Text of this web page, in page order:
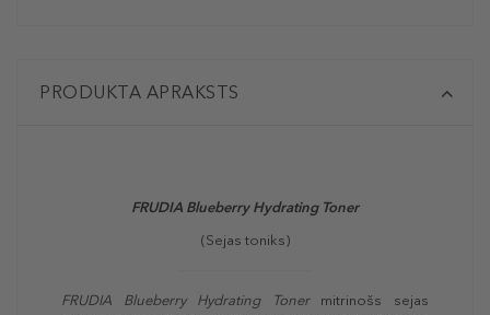
PRODUKTA APRAKSTS
FRUDIA Blueberry Hydrating Toner
(Sejas toniks)
FRUDIA Blueberry Hydrating Toner
mitrinošs sejas